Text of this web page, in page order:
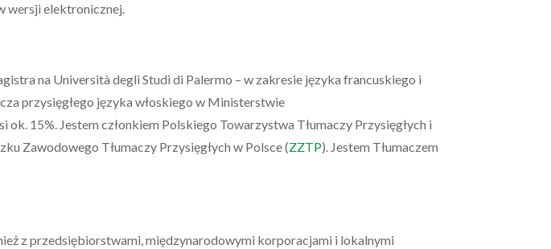
wersji elektronicznej.
na Università degli Studi di Palermo – w zakresie języka francuskiego i
przysięgłego języka włoskiego w Ministerstwie
15%. Jestem członkiem Polskiego Towarzystwa Tłumaczy Przysięgłych i
Zawodowego Tłumaczy Przysięgłych w Polsce (ZZTP). Jestem Tłumaczem
z przedsiębiorstwami, międzynarodowymi korporacjami i lokalnymi